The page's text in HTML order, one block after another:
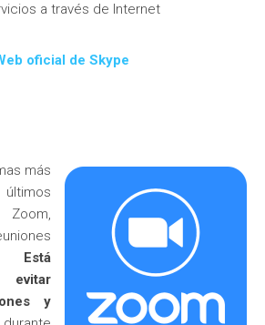
a través de Internet
oficial de Skype
más
Está
evitar
y